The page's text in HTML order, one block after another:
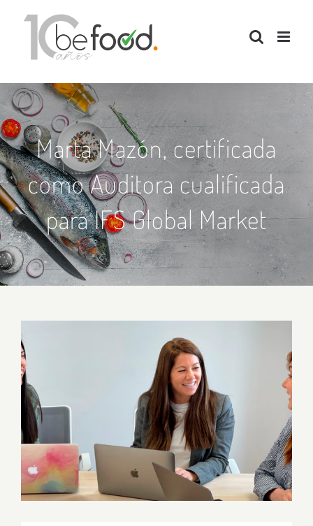
contenido
Marta Mazón, certificada
como Auditora cualificada
para IFS Global Market
imagen
más
grande